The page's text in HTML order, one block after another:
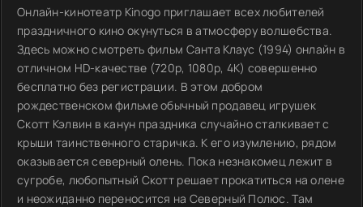
Онлайн-кинотеатр Kinogo приглашает всех любителей
праздничного кино окунуться в атмосферу волшебства.
Здесь можно смотреть фильм Санта Клаус (1994) онлайн в
отличном HD-качестве (720p, 1080p, 4K) совершенно
бесплатно без регистрации. В этом добром
рождественском фильме обычный продавец игрушек
Скотт Кэлвин в канун праздника случайно сталкивает с
крыши таинственного старичка. К его изумлению, рядом
оказывается северный олень. Пока незнакомец лежит в
сугробе, любопытный Скотт решает прокатиться на олене
и неожиданно переносится на Северный Полюс. Там